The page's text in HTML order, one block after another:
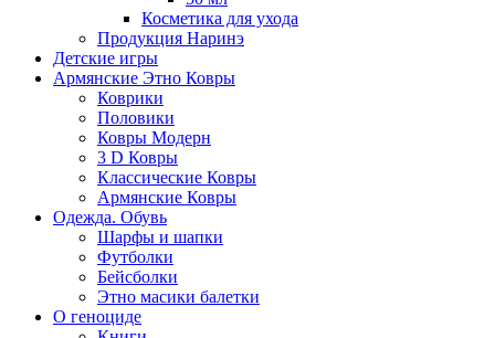
Косметика для ухода
Продукция Наринэ
Детские игры
Армянские Этно Ковры
Коврики
Половики
Ковры Модерн
3 D Ковры
Классические Ковры
Армянские Ковры
Одежда. Обувь
Шарфы и шапки
Футболки
Бейсболки
Этно масики балетки
О геноциде